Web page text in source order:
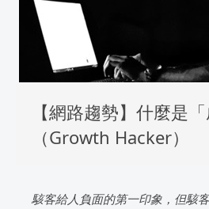
【網路趨勢】什麼是「
（Growth Hacker）
駭客給人負面的第一印象，但駭